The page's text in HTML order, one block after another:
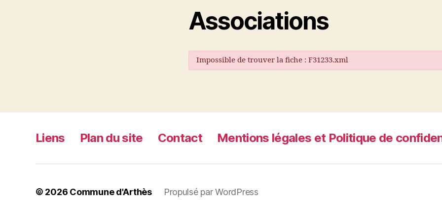
Associations
Impossible de trouver la fiche : F31233.xml
Liens Plan du site Contact Mentions légales et Politique de
© 2026 Commune d'Arthès Propulsé par WordPress